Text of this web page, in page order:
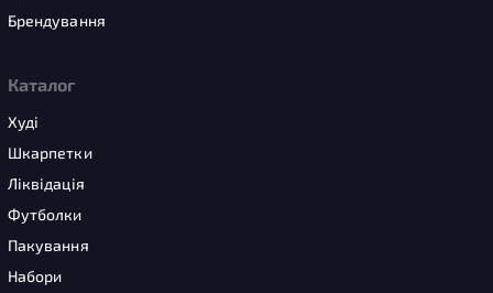
Брендування
Каталог
Худі
Шкарпетки
Ліквідація
Футболки
Пакування
Набори